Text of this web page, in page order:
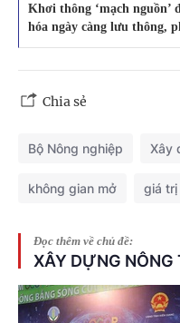
Khơi thông ‘mạch nguồn’
hóa ngày càng lưu thông,
Chia sẻ
Bộ Nông nghiệp Xây
không gian mở giá trị
Đọc thêm về chủ đề:
XÂY DỰNG NÔNG